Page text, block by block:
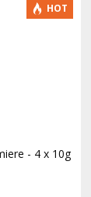
-5 %
eco 250g
HOT
- 4 x 10g